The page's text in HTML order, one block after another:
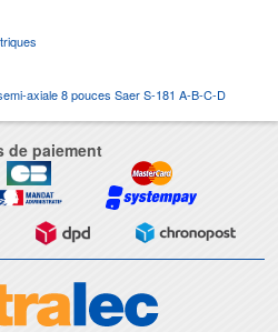
axiale 8 pouces Saer S-181 A-B-C-D
de paiement